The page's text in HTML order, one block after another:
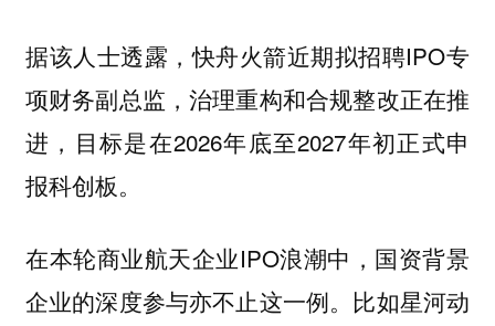
据该人士透露，快舟火箭近期拟招聘IPO专
项财务副总监，治理重构和合规整改正在推
进，目标是在2026年底至2027年初正式申
报科创板。
在本轮商业航天企业IPO浪潮中，国资背景
企业的深度参与亦不止这一例。比如星河动